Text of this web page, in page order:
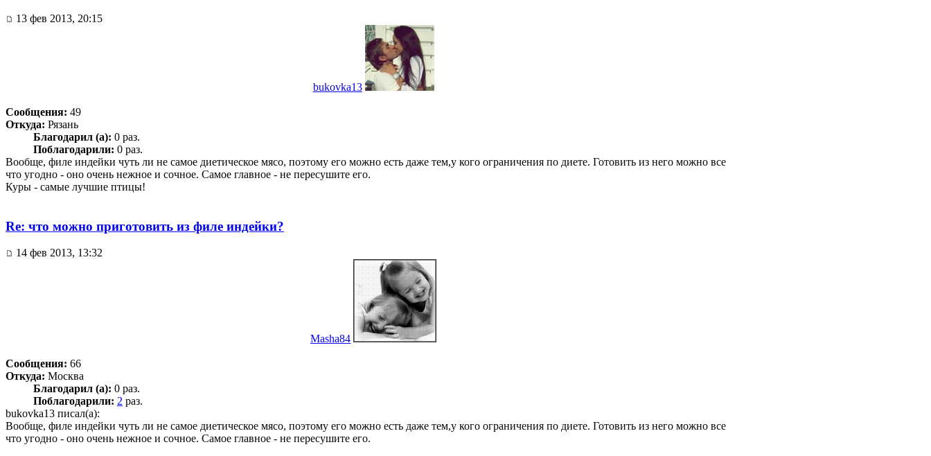
13 фев 2013, 20:15
bukovka13
Сообщения: 49
Откуда: Рязань
Благодарил (а): 0 раз.
Поблагодарили: 0 раз.
Вообще, филе индейки чуть ли не самое диетическое мясо, поэтому его можно есть даже тем,у кого ограничения по диете. Готовить из него можно все
что угодно - оно очень нежное и сочное. Самое главное - не пересушите его.
Куры - самые лучшие птицы!
Re: что можно приготовить из филе индейки?
14 фев 2013, 13:32
Masha84
Сообщения: 66
Откуда: Москва
Благодарил (а): 0 раз.
Поблагодарили: 2 раз.
bukovka13 писал(а):
Вообще, филе индейки чуть ли не самое диетическое мясо, поэтому его можно есть даже тем,у кого ограничения по диете. Готовить из него можно все
что угодно - оно очень нежное и сочное. Самое главное - не пересушите его.